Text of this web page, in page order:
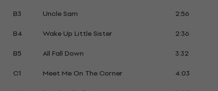
B3 Uncle Sam
2:56
B4
Wake Up Little Sister
2:36
B5
All Fall Down
3:32
C1
Meet Me On The Corner
4:03